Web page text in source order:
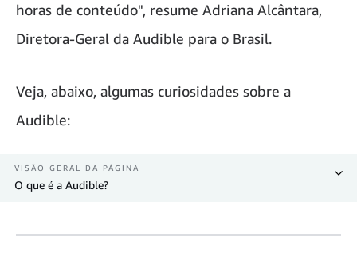
horas de conteúdo", resume Adriana Alcântara,
Diretora-Geral da Audible para o Brasil.
Veja, abaixo, algumas curiosidades sobre a
Audible:
VISÃO GERAL DA PÁGINA
O que é a Audible?